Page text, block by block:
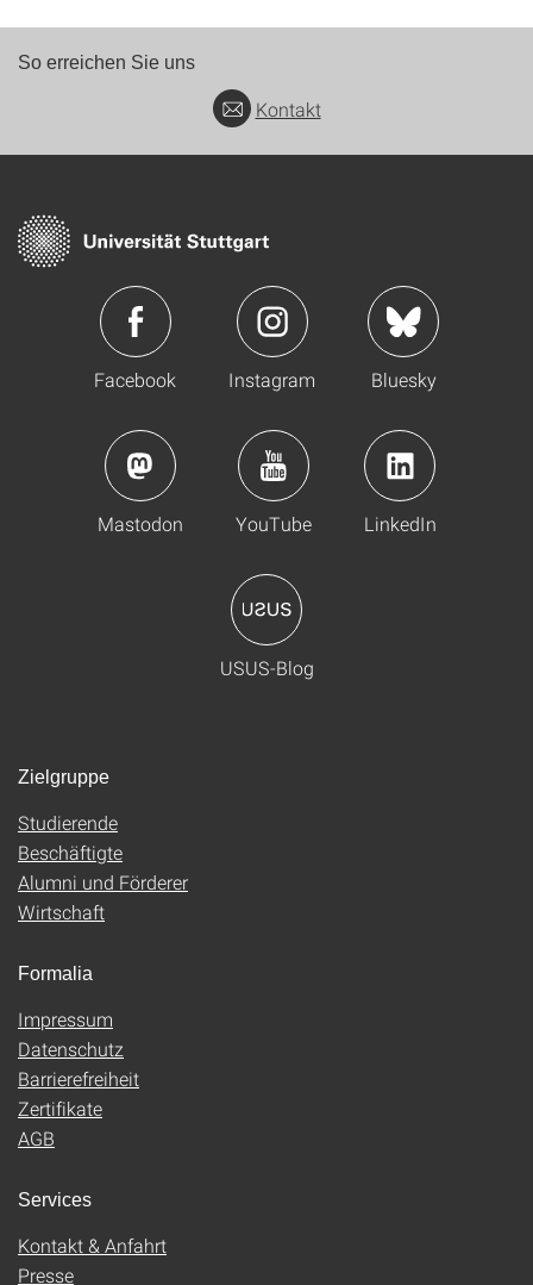
So erreichen Sie uns
Kontakt
Facebook Instagram Bluesky
Mastodon YouTube LinkedIn
USUS-Blog
Zielgruppe
Studierende
Beschäftigte
Alumni und Förderer
Wirtschaft
Formalia
Impressum
Datenschutz
Barrierefreiheit
Zertifikate
AGB
Services
Kontakt & Anfahrt
Presse